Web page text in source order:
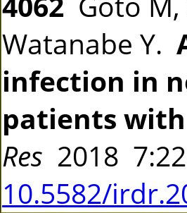
Watanabe Y.
infection in
patients
Res 2018
10.5582/